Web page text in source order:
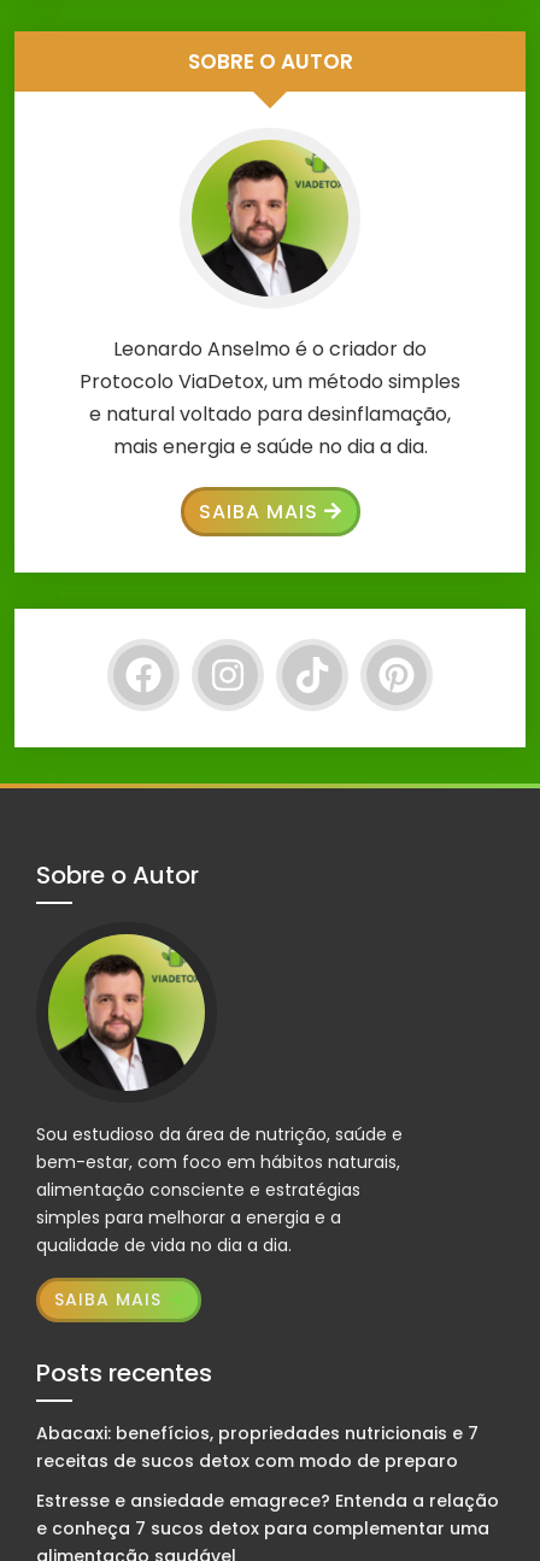
SOBRE O AUTOR
Leonardo Anselmo é o criador do
Protocolo ViaDetox, um método simples
e natural voltado para desinflamação,
mais energia e saúde no dia a dia.
SAIBA MAIS
Sobre o Autor
Sou estudioso da área de nutrição, saúde e
bem-estar, com foco em hábitos naturais,
alimentação consciente e estratégias
simples para melhorar a energia e a
qualidade de vida no dia a dia.
SAIBA MAIS
Posts recentes
Abacaxi: benefícios, propriedades nutricionais e 7
receitas de sucos detox com modo de preparo
Estresse e ansiedade emagrece? Entenda a relação
e conheça 7 sucos detox para complementar uma
alimentação saudável